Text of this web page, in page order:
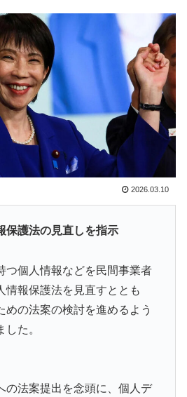
注入していただけなのが判明して
リー、成人が4〜5日かけて食べる
グリル』、そこで本当に心臓発作
仕事が終わったらやっとうんこが食
やつが実在する事実
士の家系だけど世界のみんなは先祖
安泰だ」16歳MF三井寺眞、衝撃
歴代2位の記録！3得点に絡む活躍
日本が買収したUSスチール驚異
ェート戦で行った審判買収が本当
こちら…」→「これはダメなやつ…
日本とドイツの仕事効率の差が分
ぎ
2026.03.10
保護法の見直しを指示
つ個人情報などを民間事業者
情報保護法を見直すととも
めの法案の検討を進めるよう
た。
の法案提出を念頭に、個人デ